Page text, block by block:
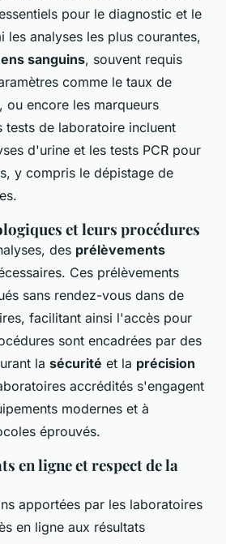
pour le diagnostic et le
les analyses les plus courantes,
sanguins, souvent requis
comme le taux de
ou encore les marqueurs
tests de laboratoire incluent
d'urine et les tests PCR pour
y compris le dépistage de
et leurs procédures
des prélèvements
Ces prélèvements
sans rendez-vous dans de
facilitant ainsi l'accès pour
sont encadrées par des
la sécurité et la précision
accrédités s'engagent
modernes et à
éprouvés.
en ligne et respect de la
apportées par les laboratoires
en ligne aux résultats